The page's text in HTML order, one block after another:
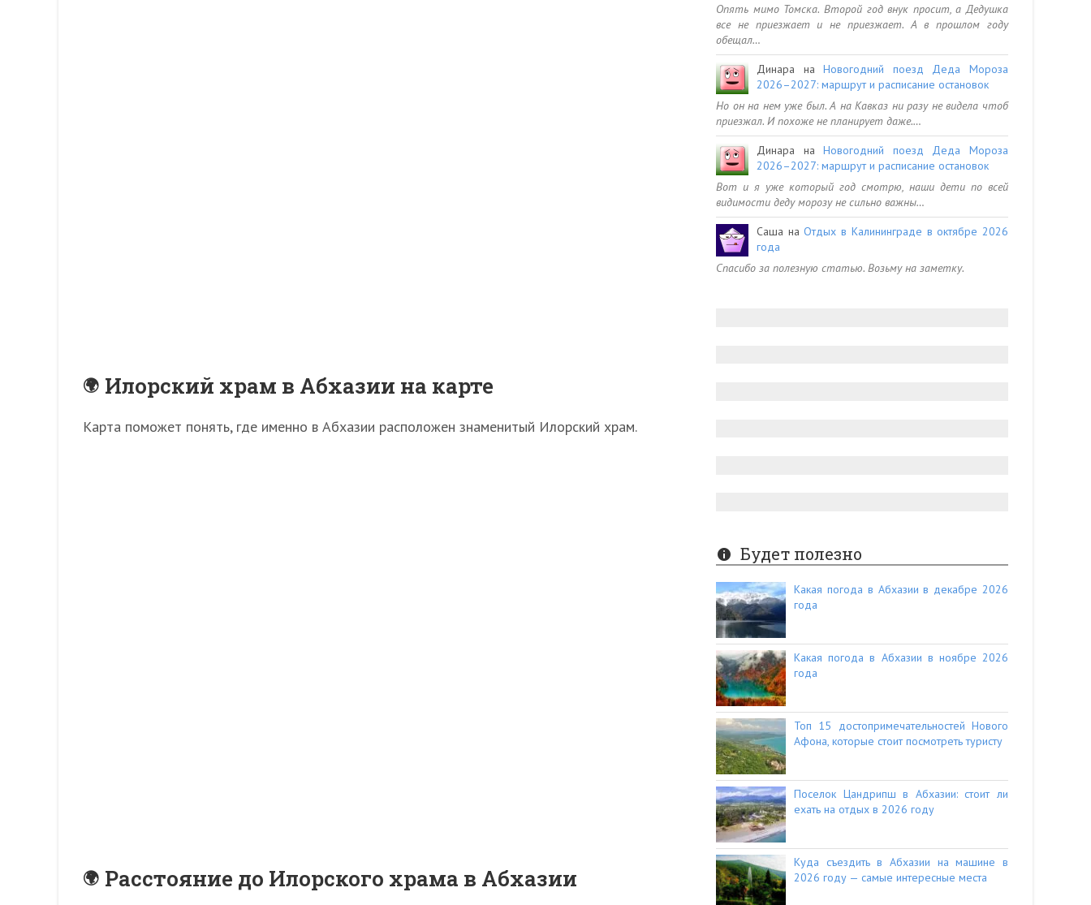
Илорский храм в Абхазии на карте
Карта поможет понять, где именно в Абхазии расположен знаменитый Илорский храм.
Расстояние до Илорского храма в Абхазии
Опять мимо Томска. Второй год внук просит, а Дедушка
все не приезжает и не приезжает. А в прошлом году
обещал…
Динара наНовогодний поезд Деда Мороза
2026–2027: маршрут и расписание остановок
Но он на нем уже был. А на Кавказ ни разу не видела чтоб
приезжал. И похоже не планирует даже.…
Динара наНовогодний поезд Деда Мороза
2026–2027: маршрут и расписание остановок
Вот и я уже который год смотрю, наши дети по всей
видимости деду морозу не сильно важны…
Саша наОтдых в Калининграде в октябре 2026
года
Спасибо за полезную статью. Возьму на заметку.
Будет полезно
Какая погода в Абхазии в декабре 2026
года
Какая погода в Абхазии в ноябре 2026
года
Топ 15 достопримечательностей Нового
Афона, которые стоит посмотреть туристу
Поселок Цандрипш в Абхазии: стоит ли
ехать на отдых в 2026 году
Куда съездить в Абхазии на машине в
2026 году — самые интересные места